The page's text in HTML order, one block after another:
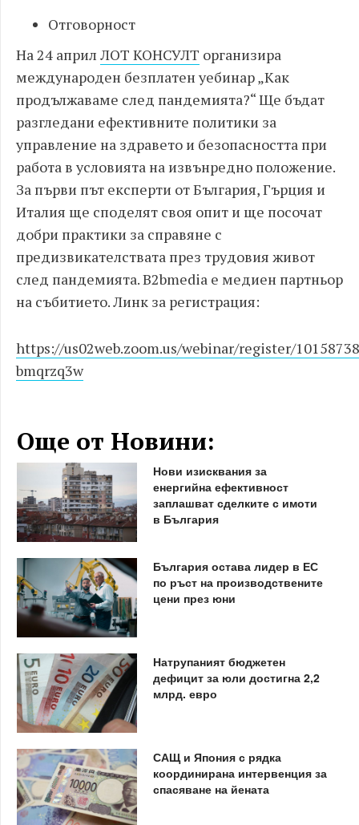
Отговорност
На 24 април ЛОТ КОНСУЛТ организира
международен безплатен уебинар „Как
продължаваме след пандемията?“ Ще бъдат
разгледани ефективните политики за
управление на здравето и безопасността при
работа в условията на извънредно положение.
За първи път експерти от България, Гърция и
Италия ще споделят своя опит и ще посочат
добри практики за справяне с
предизвикателствата през трудовия живот
след пандемията. B2bmedia е медиен партньор
на събитието. Линк за регистрация:
https://us02web.zoom.us/webinar/register/
bmqrzq3w
Още от Новини:
Нови изисквания за
енергийна ефективност
заплашват сделките с имоти
в България
България остава лидер в ЕС
по ръст на производствените
цени през юни
Натрупаният бюджетен
дефицит за юли достигна 2,2
млрд. евро
САЩ и Япония с рядка
координирана интервенция за
спасяване на йената